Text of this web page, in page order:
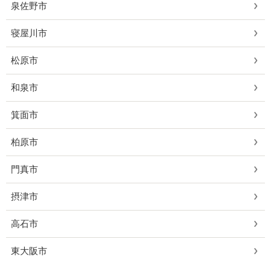
泉佐野市
寝屋川市
松原市
和泉市
箕面市
柏原市
門真市
摂津市
高石市
東大阪市